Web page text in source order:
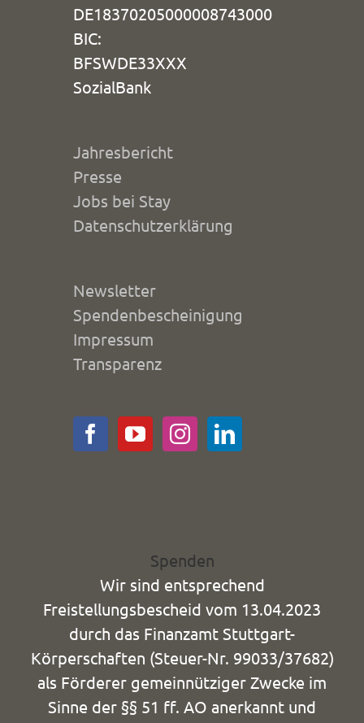
DE18370205000008743000
BIC:
BFSWDE33XXX
SozialBank
Jahresbericht
Presse
Jobs bei Stay
Datenschutzerklärung
Newsletter
Spendenbescheinigung
Impressum
Transparenz
Spenden
Wir sind entsprechend
Freistellungsbescheid vom 13.04.2023
durch das Finanzamt Stuttgart-
Körperschaften (Steuer-Nr. 99033/37682)
als Förderer gemeinnütziger Zwecke im
Sinne der §§ 51 ff. AO anerkannt und